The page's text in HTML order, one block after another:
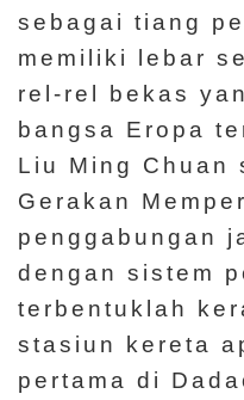
sebagai tiang
memiliki lebar
rel-rel bekas
bangsa Eropa
Liu Ming Chuan
Gerakan
penggabungan
dengan sistem
terbentuklah
stasiun kereta
pertama di